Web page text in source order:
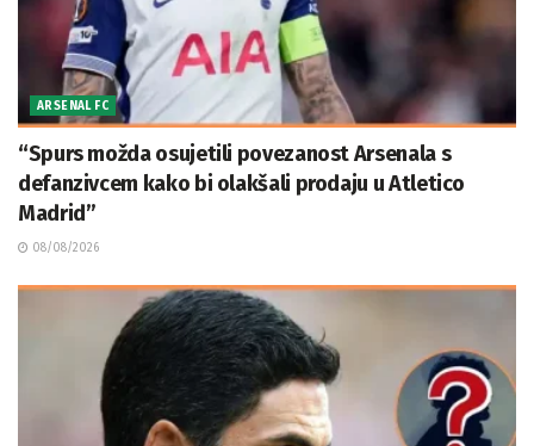
ARSENAL FC
“Spurs možda osujetili povezanost Arsenala s
defanzivcem kako bi olakšali prodaju u Atletico
Madrid”
08/08/2026